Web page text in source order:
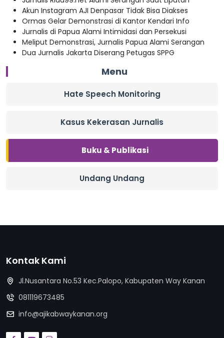
Akun Instagram AJI Denpasar Tidak Bisa Diakses
Ormas Gelar Demonstrasi di Kantor Kendari Info
Jurnalis di Papua Alami Intimidasi dan Persekusi
Meliput Demonstrasi, Jurnalis Papua Alami Serangan
Dua Jurnalis Jakarta Diserang Petugas SPPG
Menu
Hate Speech Monitoring
Kasus Kekerasan Jurnalis
Buku & Publikasi
Undang Undang
Kontak Kami
Jl.Nusantara No.53 Kec.Palopo, Kabupaten Way Kanan
081119673485
info@ajikabwaykanan.org